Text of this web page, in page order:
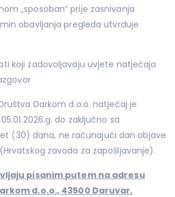
„sposoban“ prije zasnivanja
obavljanja pregleda utvrđuje
zadovoljavaju uvjete natječaja
Darkom d.o.o. natječaj je
do zaključno sa
(30) dana, ne računajući dan objave
zavoda za zapošljavanje).
pisanim putem na adresu
d.o.o., 43500 Daruvar.